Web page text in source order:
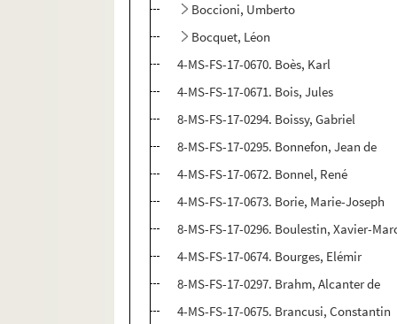
Boccioni, Umberto
Bocquet, Léon
4-MS-FS-17-0670. Boès, Karl
4-MS-FS-17-0671. Bois, Jules
8-MS-FS-17-0294. Boissy, Gabriel
8-MS-FS-17-0295. Bonnefon, Jean de
4-MS-FS-17-0672. Bonnel, René
4-MS-FS-17-0673. Borie, Marie-Joseph
8-MS-FS-17-0296. Boulestin, Xavier-
4-MS-FS-17-0674. Bourges, Elémir
8-MS-FS-17-0297. Brahm, Alcanter de
4-MS-FS-17-0675. Brancusi, Constantin